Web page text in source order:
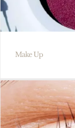
Make Up